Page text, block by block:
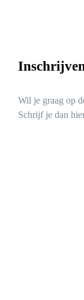
Wil je graag op
Schrijf je dan